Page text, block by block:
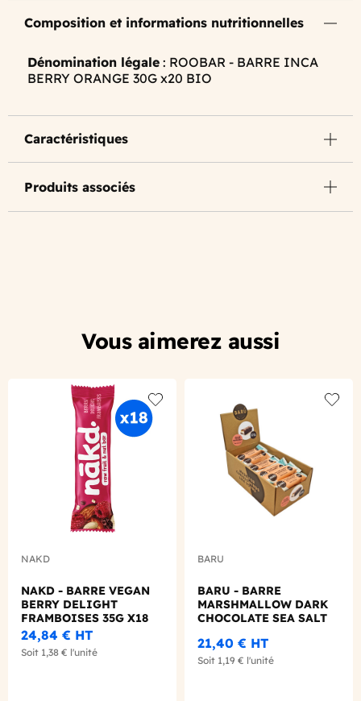
Composition et informations nutritionnelles
Dénomination légale : ROOBAR - BARRE INCA
BERRY ORANGE 30G x20 BIO
Caractéristiques
Produits associés
Vous aimerez aussi
Add to wishlist
NAKD
NAKD - BARRE VEGAN
BERRY DELIGHT
FRAMBOISES 35G X18
24,84 € HT
Soit 1,38 € l'unité
BARU
BARU - BARRE
MARSHMALLOW DARK
CHOCOLATE SEA SALT
21,40 € HT
Soit 1,19 € l'unité